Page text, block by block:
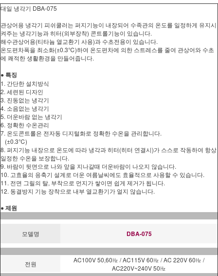
대일 냉각기 DBA-075
관상어용 냉각기 피쉬쿨러는 퍼지기능이 내장되어 수족관의 온도를 일정하게 유지시
켜주는 냉각기능과 히터(외부장착) 콘트롤기능이 있습니다.
해수관상어용(티타늄 열교환기 사용)과 수초전용이 있습니다.
온도편차폭을 최소화(±0.3℃)하여 온도편차에 의한 스트레스를 줄여 관상어와 수초
에 쾌적한 생활환경을 만들어줍니다.
● 특징
1. 간단한 설치방식
2. 세련된 디자인
3. 진동없는 냉각기
4. 소음없는 냉각기
5. 더운바람 없는 냉각기
6. 정확한 수온관리
7. 온도콘트롤은 전자동 디지털화로 정확한 수온을 관리합니다.
(±0.3℃)
8. 퍼지기능 내장으로 온도에 따라 냉각과 히터(히터 연결시)가 스스로 작동하여 항상
일정한 수온을 보장합니다.
9. 바람이 뒷면으로 나와 앞을 지나갈때 더운바람이 나오지 않습니다.
10. 고효율의 응축기 설계로 더운 여름날씨에도 효율적으로 사용할 수 있습니다.
11. 전면 그릴의 탈, 부착으로 먼지가 쌓이면 쉽게 제거가 됩니다.
12. 동결방지 기능 장착으로 내부 열교환기가 얼지 않습니다.
●제원
모델명 DBA-075
전원
AC100V 50,60㎐ / AC115V 60㎐ / AC 220V 60㎐ /
AC220V~240V 50㎐